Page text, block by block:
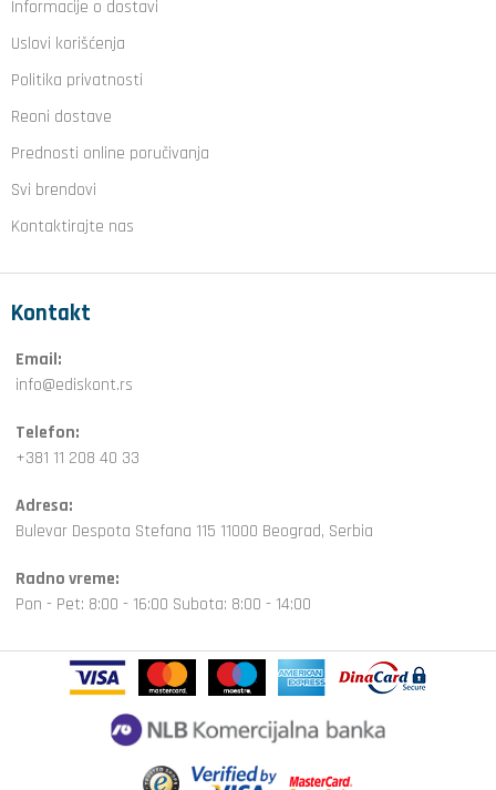
Informacije o dostavi
Uslovi korišćenja
Politika privatnosti
Reoni dostave
Prednosti online poručivanja
Svi brendovi
Kontaktirajte nas
Kontakt
Email:
info@ediskont.rs
Telefon:
+381 11 208 40 33
Adresa:
Bulevar Despota Stefana 115 11000 Beograd, Serbia
Radno vreme:
Pon - Pet: 8:00 - 16:00 Subota: 8:00 - 14:00